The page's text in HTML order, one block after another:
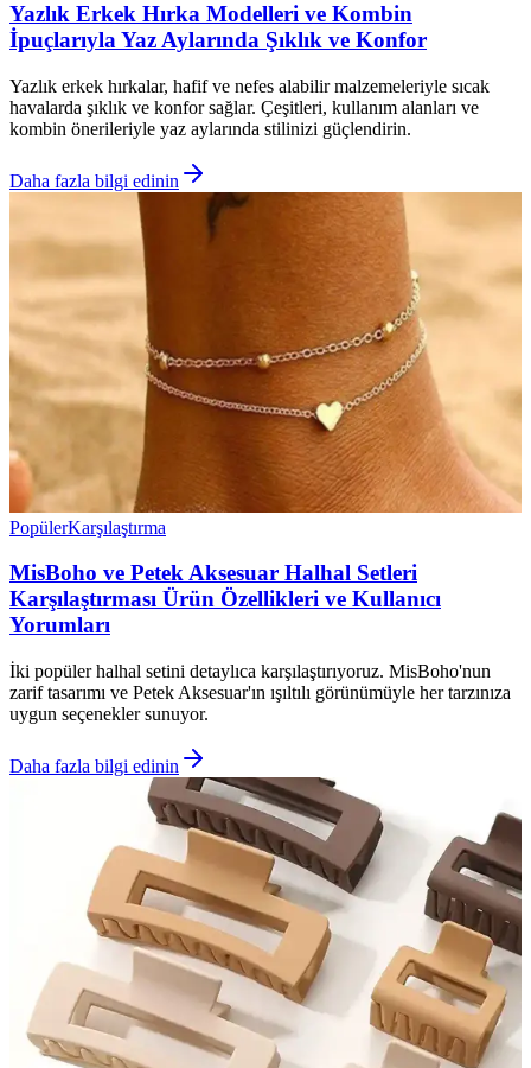
Yazlık Erkek Hırka Modelleri ve Kombin
İpuçlarıyla Yaz Aylarında Şıklık ve Konfor
Yazlık erkek hırkalar, hafif ve nefes alabilir malzemeleriyle sıcak
havalarda şıklık ve konfor sağlar. Çeşitleri, kullanım alanları ve
kombin önerileriyle yaz aylarında stilinizi güçlendirin.
Daha fazla bilgi edinin
PopülerKarşılaştırma
MisBoho ve Petek Aksesuar Halhal Setleri
Karşılaştırması Ürün Özellikleri ve Kullanıcı
Yorumları
İki popüler halhal setini detaylıca karşılaştırıyoruz. MisBoho'nun
zarif tasarımı ve Petek Aksesuar'ın ışıltılı görünümüyle her tarzınıza
uygun seçenekler sunuyor.
Daha fazla bilgi edinin